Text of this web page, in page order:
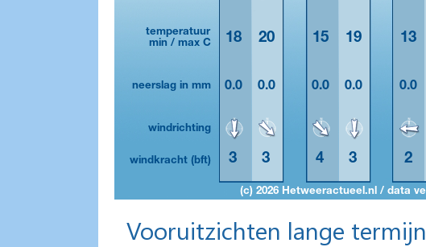
Vooruitzichten lange termijn